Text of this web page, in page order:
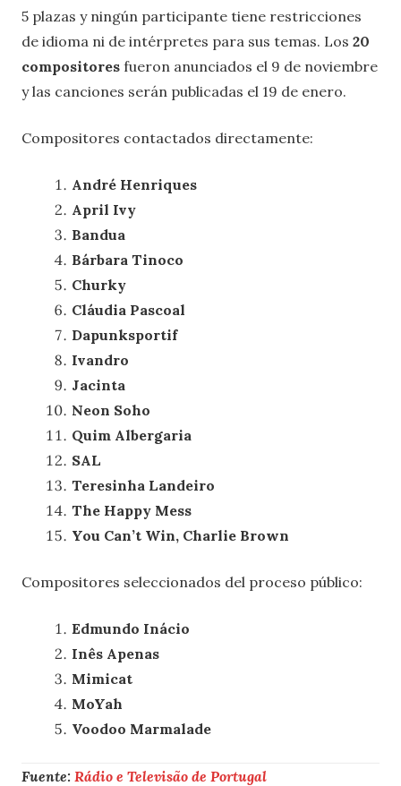
5 plazas y ningún participante tiene restricciones
de idioma ni de intérpretes para sus temas. Los 20
compositores fueron anunciados el 9 de noviembre
y las canciones serán publicadas el 19 de enero.
Compositores contactados directamente:
André Henriques
April Ivy
Bandua
Bárbara Tinoco
Churky
Cláudia Pascoal
Dapunksportif
Ivandro
Jacinta
Neon Soho
Quim Albergaria
SAL
Teresinha Landeiro
The Happy Mess
You Can’t Win, Charlie Brown
Compositores seleccionados del proceso público:
Edmundo Inácio
Inês Apenas
Mimicat
MoYah
Voodoo Marmalade
Fuente: Rádio e Televisão de Portugal